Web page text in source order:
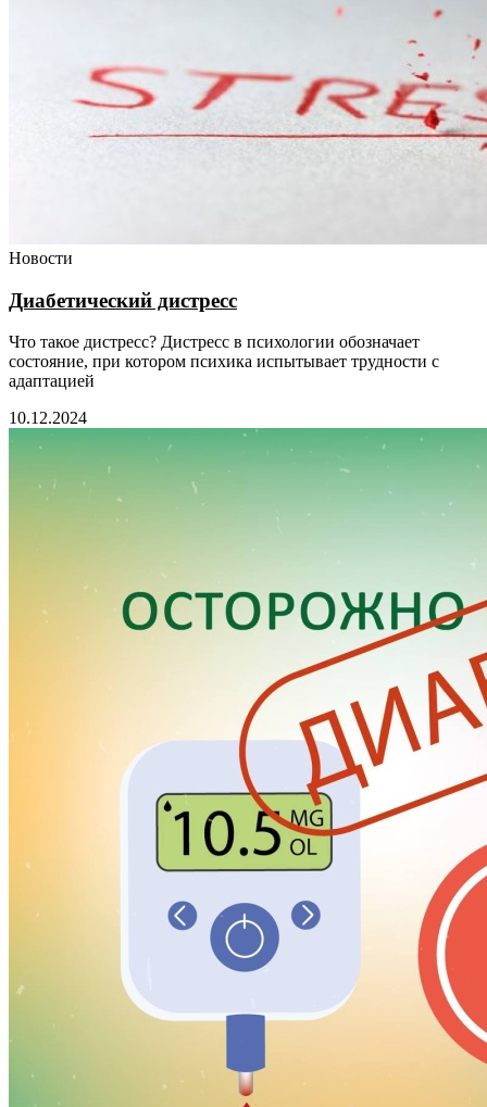
Новости
Диабетический дистресс
Что такое дистресс? Дистресс в психологии обозначает
состояние, при котором психика испытывает трудности с
адаптацией
10.12.2024